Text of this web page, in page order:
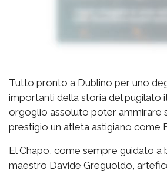
Tutto pronto a Dublino per uno
importanti della storia del pugilato
orgoglio assoluto poter ammirare
prestigio un atleta astigiano come
El Chapo, come sempre guidato a
maestro Davide Greguoldo,